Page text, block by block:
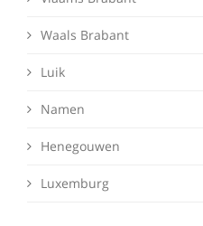
Waals Brabant
Luik
Namen
Henegouwen
Luxemburg